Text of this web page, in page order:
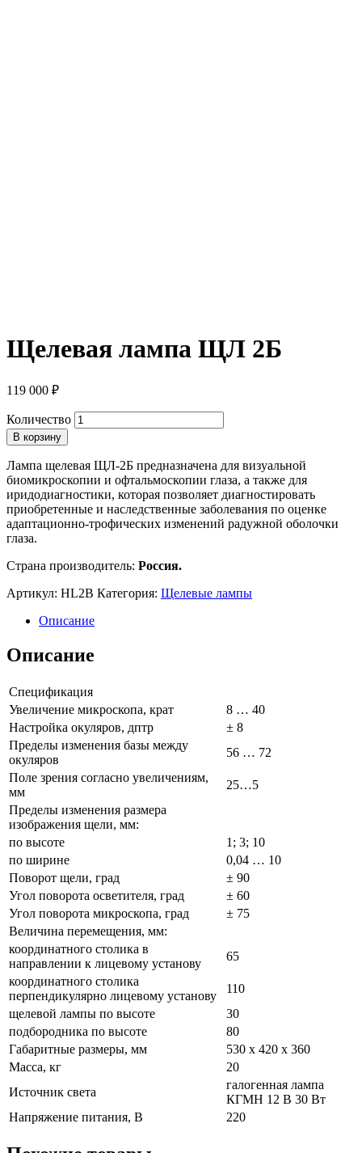
Щелевая лампа ЩЛ 2Б
119 000 ₽
Количество
В корзину
Лампа щелевая ЩЛ-2Б предназначена для визуальной
биомикроскопии и офтальмоскопии глаза, а также для
иридодиагностики, которая позволяет диагностировать
приобретенные и наследственные заболевания по оценке
адаптационно-трофических изменений радужной оболочки
глаза.
Страна производитель: Россия.
Артикул: HL2B Категория: Щелевые лампы
Описание
Описание
Спецификация
Увеличение микроскопа, крат
8 … 40
Настройка окуляров, дптр
± 8
Пределы изменения базы между
окуляров
56 … 72
Поле зрения согласно увеличениям,
мм
25…5
Пределы изменения размера
изображения щели, мм:
по высоте
1; 3; 10
по ширине
0,04 … 10
Поворот щели, град
± 90
Угол поворота осветителя, град
± 60
Угол поворота микроскопа, град
± 75
Величина перемещения, мм:
координатного столика в
направлении к лицевому установу
65
координатного столика
перпендикулярно лицевому установу
110
щелевой лампы по высоте
30
подбородника по высоте
80
Габаритные размеры, мм
530 х 420 х 360
Масса, кг
20
Источник света
галогенная лампа
КГМН 12 В 30 Вт
Напряжение питания, В
220